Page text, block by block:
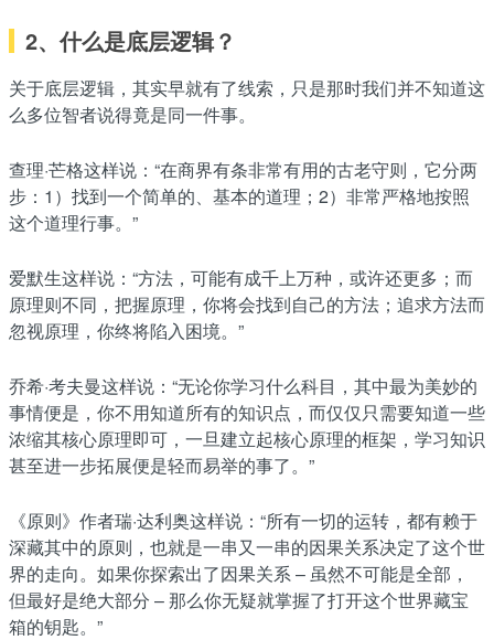
2、什么是底层逻辑？
关于底层逻辑，其实早就有了线索，只是那时我们并不知道这
么多位智者说得竟是同一件事。
查理·芒格这样说：“在商界有条非常有用的古老守则，它分两
步：1）找到一个简单的、基本的道理；2）非常严格地按照
这个道理行事。”
爱默生这样说：“方法，可能有成千上万种，或许还更多；而
原理则不同，把握原理，你将会找到自己的方法；追求方法而
忽视原理，你终将陷入困境。”
乔希·考夫曼这样说：“无论你学习什么科目，其中最为美妙的
事情便是，你不用知道所有的知识点，而仅仅只需要知道一些
浓缩其核心原理即可，一旦建立起核心原理的框架，学习知识
甚至进一步拓展便是轻而易举的事了。”
《原则》作者瑞·达利奥这样说：“所有一切的运转，都有赖于
深藏其中的原则，也就是一串又一串的因果关系决定了这个世
界的走向。如果你探索出了因果关系 – 虽然不可能是全部，
但最好是绝大部分 – 那么你无疑就掌握了打开这个世界藏宝
箱的钥匙。”